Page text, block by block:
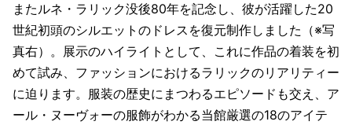
またルネ・ラリック没後80年を記念し、彼が活躍した20
世紀初頭のシルエットのドレスを復元制作しました（※写
真右）。展示のハイライトとして、これに作品の着装を初
めて試み、ファッションにおけるラリックのリアリティー
に迫ります。服装の歴史にまつわるエピソードも交え、ア
ール・ヌーヴォーの服飾がわかる当館厳選の18のアイテ